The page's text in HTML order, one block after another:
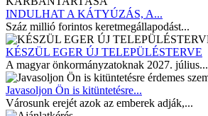
INDULHAT A KÁTYÚZÁS, A...
Száz millió forintos keretmegállapodást...
KÉSZÜL EGER ÚJ TELEPÜLÉSTERVE
A magyar önkormányzatoknak 2027. július...
Javasoljon Ön is kitüntetésre...
Városunk erejét azok az emberek adják,...